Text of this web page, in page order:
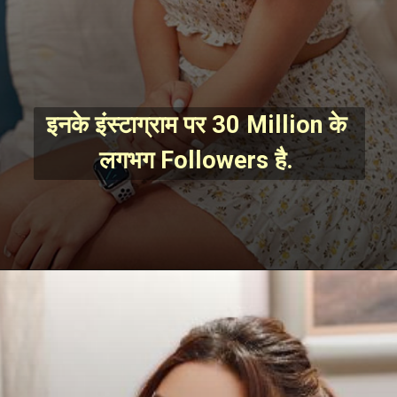
इनके इंस्टाग्राम पर 30 Million के
लगभग Followers है.